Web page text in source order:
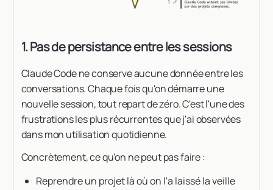
1. Pas de persistance entre les sessions
Claude Code ne conserve aucune donnée entre les
conversations. Chaque fois qu'on démarre une
nouvelle session, tout repart de zéro. C'est l'une des
frustrations les plus récurrentes que j'ai observées
dans mon utilisation quotidienne.
Concrètement, ce qu'on ne peut pas faire :
Reprendre un projet là où on l'a laissé la veille